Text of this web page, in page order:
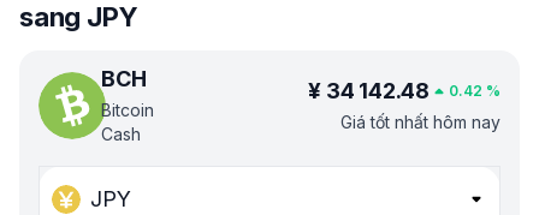
sang JPY
BCH
Bitcoin
Cash
¥ 34 142.48 0.42 %
Giá tốt nhất hôm nay
JPY